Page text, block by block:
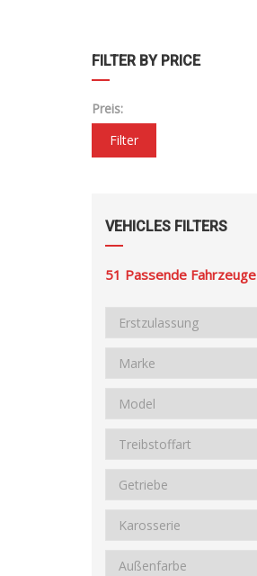
FILTER BY PRICE
Preis:
Filter
VEHICLES FILTERS
51 Passende Fahrzeuge